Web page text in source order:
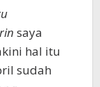
saya
hal itu
sudah